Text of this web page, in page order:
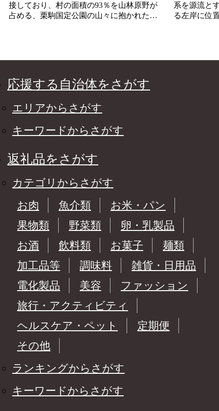
ます。手を抜くことはあり
ません。
接的な取組みにより障がい
ています。
〇ふるさと納税を通じて想
いを届ける
ッセージやご支援をいただ
後、医療チームで来まし
た」「ボランティアで炊き
震災の時だけでなく10年以
高田を応援してくださる気
持ちが大変ありがたく、大
きな力をいただいておりま
せっかくのご縁、これから
は陸前高田が元気な姿と感
謝の気持ちを届ける番で
陸前高田の返礼品を通し
に、そして海の向こうまで
ふるさと納税サポートセン
ター
領証明書の発行、ワンスト
--------------------------------------
-------------------
接しており、村の面積の93％を山林原野が
占める、栗駒国定公園の山々に抱かれた美
系を源流と
る左岸に位
お伝えした
「自然・歴
い』づくり
心をつなげ
でまいりま
応援する自治体をさがす
エリアからさがす
キーワードからさがす
返礼品をさがす
カテゴリからさがす
お肉
魚介類
お米・パン
果物類
野菜類
卵・乳製品
お酒
飲料類 お菓子
麺類
加工品等
調味料
雑貨・日用品
電化製品
美容
ファッション
旅行・アクティビティ
ヘルスケア・ペット
定期便
その他
ランキングからさがす
キーワードからさがす